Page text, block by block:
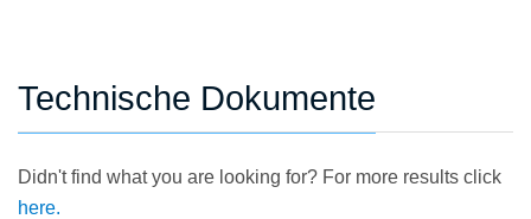
Technische Dokumente
Didn't find what you are looking for? For more results click
here.